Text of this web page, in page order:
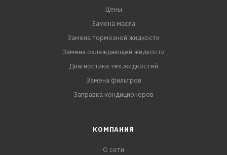
Цены
Замена масла
Замена тормозной жидкости
Замена охлаждающей жидкости
Диагностика тех.жидкостей
Замена фильтров
Заправка кондиционеров
КОМПАНИЯ
О сети